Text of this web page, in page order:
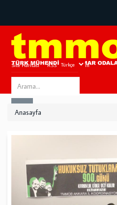
Site Haritası RSS Bize Ulaşın
Search
this
Anasayfa